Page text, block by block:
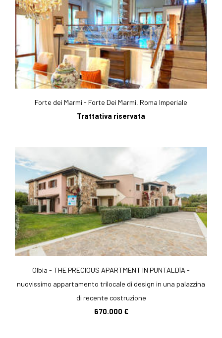
Forte dei Marmi - Forte Dei Marmi, Roma Imperiale
Trattativa riservata
Olbia - THE PRECIOUS APARTMENT IN PUNTALDÌA -
nuovissimo appartamento trilocale di design in una palazzina
di recente costruzione
670.000 €